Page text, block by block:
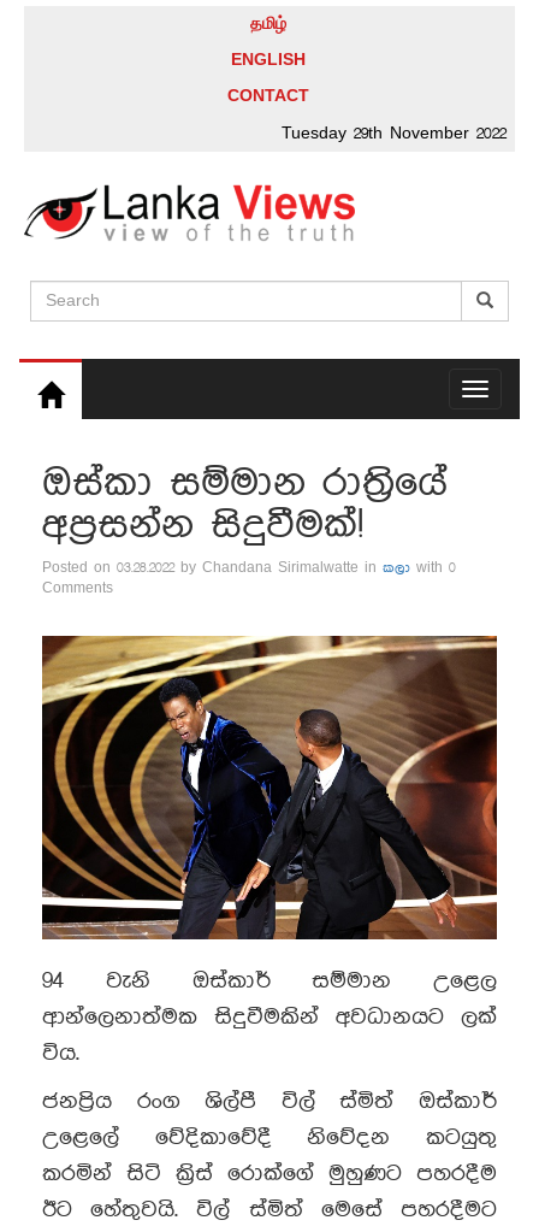
தமிழ்
ENGLISH
CONTACT
Tuesday 29th November 2022
Toggle
ඔස්කා සම්මාන රාත්‍රියේ
අප්‍රසන්න සිදුවීමක්!
Posted on 03.28.2022 by Chandana Sirimalwatte in කලා with 0
Comments
94 වැනි ඔස්කාර් සම්මාන උළෙල
ආන්ලෙනාත්මක සිදුවීමකින් අවධානයට ලක්
විය.
ජනප්‍රිය රංග ශිල්පී විල් ස්මිත් ඔස්කාර්
උළෙලේ වේදිකාවේදී නිවේදන කටයුතු
කරමින් සිටි ක්‍රිස් රොක්ගේ මුහුණට පහරදීම
ඊට හේතුවයි. විල් ස්මිත් මෙසේ පහරදීමට